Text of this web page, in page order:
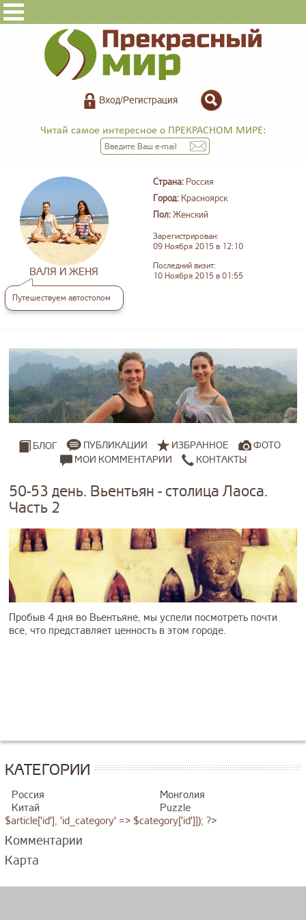
Вход/Регистрация
Читай самое интересное о ПРЕКРАСНОМ МИРЕ:
ВАЛЯ И ЖЕНЯ
Путешествуем автостопом
Страна: Россия
Город: Красноярск
Пол:Женский
Зарегистрирован:
09 Ноября 2015 в 12:10
Последний визит:
10 Ноября 2015 в 01:55
БЛОГ ПУБЛИКАЦИИ ИЗБРАННОЕ
ФОТО
МОИ КОММЕНТАРИИ
КОНТАКТЫ
50-53 день. Вьентьян - столица Лаоса.
Часть 2
Пробыв 4 дня во Вьентьяне, мы успели посмотреть почти
все, что представляет ценность в этом городе.
КАТЕГОРИИ
Россия
Монголия
Китай
Puzzle
$article['id'], 'id_category' => $category['id']]); ?>
Комментарии
Карта